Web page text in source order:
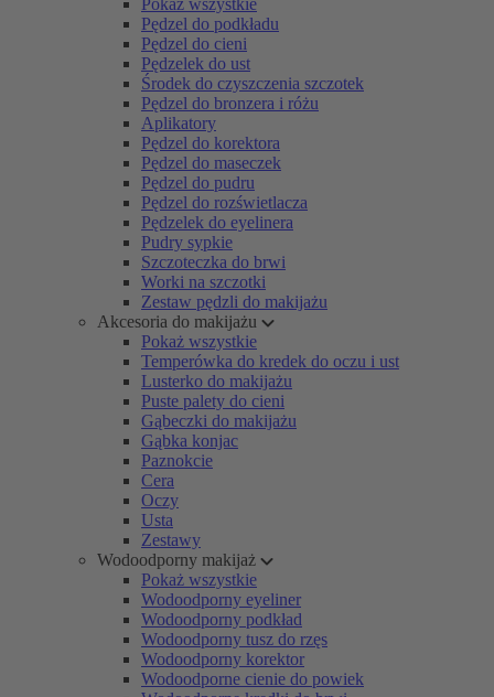
Pokaż wszystkie
Pędzel do podkładu
Pędzel do cieni
Pędzelek do ust
Środek do czyszczenia szczotek
Pędzel do bronzera i różu
Aplikatory
Pędzel do korektora
Pędzel do maseczek
Pędzel do pudru
Pędzel do rozświetlacza
Pędzelek do eyelinera
Pudry sypkie
Szczoteczka do brwi
Worki na szczotki
Zestaw pędzli do makijażu
Akcesoria do makijażu
Pokaż wszystkie
Temperówka do kredek do oczu i ust
Lusterko do makijażu
Puste palety do cieni
Gąbeczki do makijażu
Gąbka konjac
Paznokcie
Cera
Oczy
Usta
Zestawy
Wodoodporny makijaż
Pokaż wszystkie
Wodoodporny eyeliner
Wodoodporny podkład
Wodoodporny tusz do rzęs
Wodoodporny korektor
Wodoodporne cienie do powiek